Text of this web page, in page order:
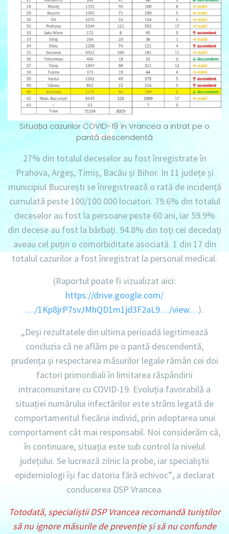
Situația cazurilor COVID-19 în Vrancea a intrat pe o
pantă descendentă
27% din totalul deceselor au fost înregistrate în
Prahova, Argeș, Timiș, Bacău și Bihor. In 11 județe și
municipiul București se înregistrează o rată de incidență
cumulată peste 100/100.000 locuitori. 79.6% din totalul
deceselor au fost la persoane peste 60 ani, iar 59.9%
din decese au fost la bărbați. 94.8% din toți cei decedați
aveau cel puțin o comorbiditate asociată. 1 din 17 din
totalul cazurilor a fost înregistrat la personal medical.
(Raportul poate fi vizualizat aici:
https://drive.google.com/
…/1Kp8jrP7svJMhQD1m1jd3F2aL9…/view…).
„Deși rezultatele din ultima perioadă legitimează
concluzia că ne aflăm pe o pantă descendentă,
prudența și respectarea măsurilor legale rămân cei doi
factori primordiali în limitarea răspândirii
intracomunitare cu COVID-19. Evoluția favorabilă a
situației numărului infectărilor este strâns legată de
comportamentul fiecărui individ, prin adoptarea unui
comportament cât mai responsabil. Noi considerăm că,
în continuare, situația este sub control la nivelul
județului. Se lucrează zilnic la probe, iar specialiștii
epidemiologi își fac datoria fără echivoc”, a declarat
conducerea DSP Vrancea.
Totodată, specialiștii DSP Vrancea recomandă turiștilor
să nu ignore măsurile de prevenție și să nu confunde